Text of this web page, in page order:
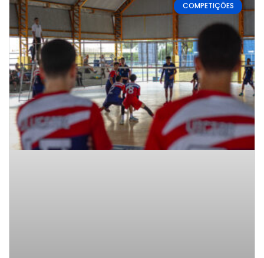
COMPETIÇÕES